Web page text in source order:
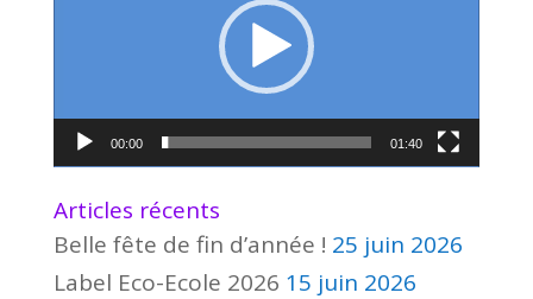
00:00 01:40
Articles récents
Belle fête de fin d’année ! 25 juin 2026
Label Eco-Ecole 2026 15 juin 2026